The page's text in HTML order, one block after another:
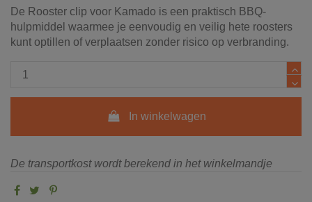
De Rooster clip voor Kamado is een praktisch BBQ-
hulpmiddel waarmee je eenvoudig en veilig hete roosters
kunt optillen of verplaatsen zonder risico op verbranding.
In winkelwagen
De transportkost wordt berekend in het winkelmandje